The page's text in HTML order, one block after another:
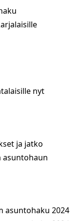
nyt
ja jatko
asuntohaun
asuntohaku 2024